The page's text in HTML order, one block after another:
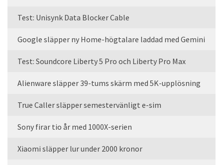
Test: Unisynk Data Blocker Cable
Google släpper ny Home-högtalare laddad med Gemini
Test: Soundcore Liberty 5 Pro och Liberty Pro Max
Alienware släpper 39-tums skärm med 5K-upplösning
True Caller släpper semestervänligt e-sim
Sony firar tio år med 1000X-serien
Xiaomi släpper lur under 2000 kronor